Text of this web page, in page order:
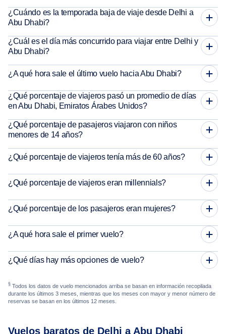
¿Cuándo es la temporada baja de viaje desde Delhi a
Abu Dhabi?
¿Cuál es el día más concurrido para viajar entre Delhi y
Abu Dhabi?
¿A qué hora sale el último vuelo hacia Abu Dhabi?
¿Qué porcentaje de viajeros pasó un promedio de días
en Abu Dhabi, Emiratos Árabes Unidos?
¿Qué porcentaje de pasajeros viajaron con niños
menores de 14 años?
¿Qué porcentaje de viajeros tenía más de 60 años?
¿Qué porcentaje de viajeros eran millennials?
¿Qué porcentaje de los pasajeros eran mujeres?
¿A qué hora sale el primer vuelo?
¿Qué días hay más opciones de vuelo?
§ Todos los datos de vuelo mencionados arriba se basan en información recopilada
durante los últimos 3 meses, mientras que los meses con mayor y menor número de
reservas se basan en los últimos 12 meses.
Vuelos baratos de Delhi a Abu Dhabi